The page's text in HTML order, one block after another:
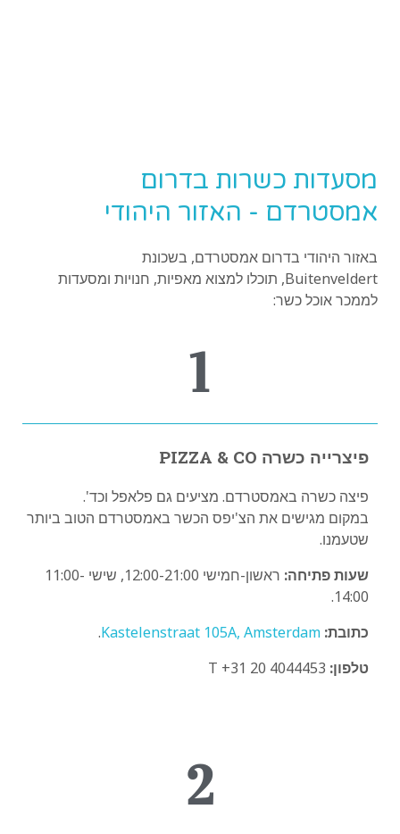
מסעדות כשרות בדרום
אמסטרדם - האזור היהודי
באזור היהודי בדרום אמסטרדם, בשכונת
Buitenveldert, תוכלו למצוא מאפיות, חנויות ומסעדות
לממכר אוכל כשר:
1
פיצרייה כשרה PIZZA & CO
פיצה כשרה באמסטרדם. מציעים גם פלאפל וכד'.
במקום מגישים את הצ'יפס הכשר באמסטרדם הטוב ביותר
שטעמנו.
שעות פתיחה:
ראשון-חמישי 12:00-21:00, שישי 11:00-
14:00.
כתובת: Kastelenstraat 105A, Amsterdam
.
טלפון:
2